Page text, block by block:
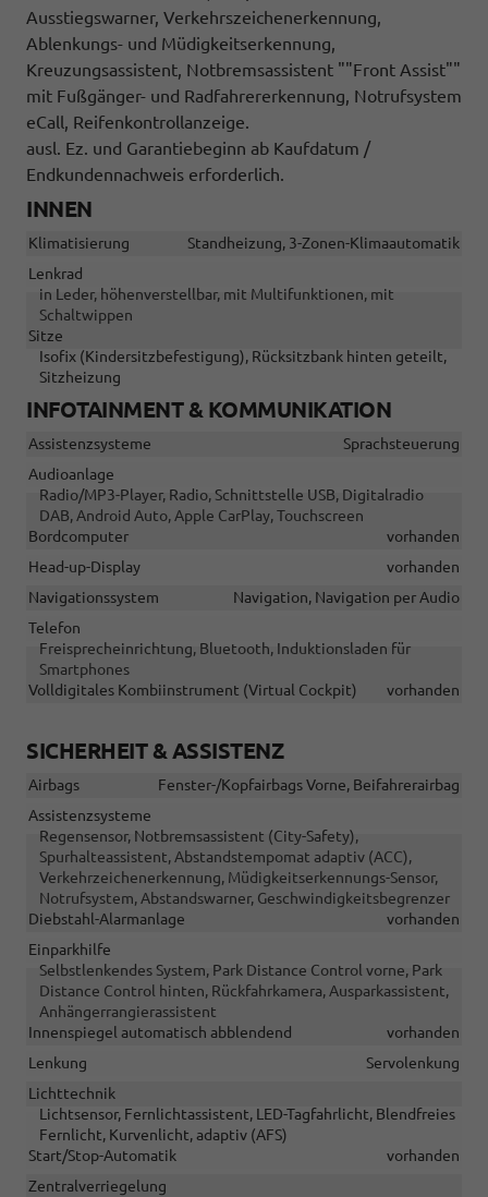
Ausstiegswarner, Verkehrszeichenerkennung,
Ablenkungs- und Müdigkeitserkennung,
Kreuzungsassistent, Notbremsassistent ""Front Assist""
mit Fußgänger- und Radfahrererkennung, Notrufsystem
eCall, Reifenkontrollanzeige.
ausl. Ez. und Garantiebeginn ab Kaufdatum /
Endkundennachweis erforderlich.
INNEN
Klimatisierung
Standheizung, 3-Zonen-Klimaautomatik
Lenkrad
in Leder, höhenverstellbar, mit Multifunktionen, mit
Schaltwippen
Sitze
Isofix (Kindersitzbefestigung), Rücksitzbank hinten geteilt,
Sitzheizung
INFOTAINMENT & KOMMUNIKATION
Assistenzsysteme
Sprachsteuerung
Audioanlage
Radio/MP3-Player, Radio, Schnittstelle USB, Digitalradio
DAB, Android Auto, Apple CarPlay, Touchscreen
Bordcomputer
vorhanden
Head-up-Display
vorhanden
Navigationssystem
Navigation, Navigation per Audio
Telefon
Freisprecheinrichtung, Bluetooth, Induktionsladen für
Smartphones
Volldigitales Kombiinstrument (Virtual Cockpit)
vorhanden
SICHERHEIT & ASSISTENZ
Airbags
Fenster-/Kopfairbags Vorne, Beifahrerairbag
Assistenzsysteme
Regensensor, Notbremsassistent (City-Safety),
Spurhalteassistent, Abstandstempomat adaptiv (ACC),
Verkehrzeichenerkennung, Müdigkeitserkennungs-Sensor,
Notrufsystem, Abstandswarner, Geschwindigkeitsbegrenzer
Diebstahl-Alarmanlage
vorhanden
Einparkhilfe
Selbstlenkendes System, Park Distance Control vorne, Park
Distance Control hinten, Rückfahrkamera, Ausparkassistent,
Anhängerrangierassistent
Innenspiegel automatisch abblendend
vorhanden
Lenkung
Servolenkung
Lichttechnik
Lichtsensor, Fernlichtassistent, LED-Tagfahrlicht, Blendfreies
Fernlicht, Kurvenlicht, adaptiv (AFS)
Start/Stop-Automatik
vorhanden
Zentralverriegelung